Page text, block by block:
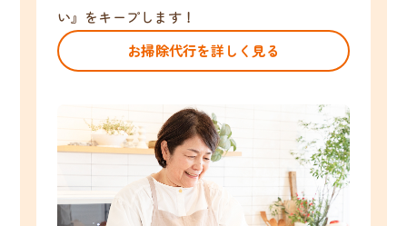
い』をキープします！
お掃除代行を詳しく見る